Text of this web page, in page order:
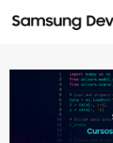
Formación
Eventos